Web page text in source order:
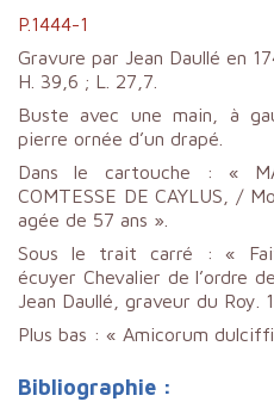
P.1444-1
Gravure par Jean Daullé en
H. 39,6 ; L. 27,7.
Buste avec une main, à
pierre ornée d’un drapé.
Dans le cartouche : «
COMTESSE DE CAYLUS, /
agée de 57 ans ».
Sous le trait carré : «
écuyer Chevalier de l’ordre
Jean Daullé, graveur du Roy.
Plus bas : « Amicorum
Bibliographie :